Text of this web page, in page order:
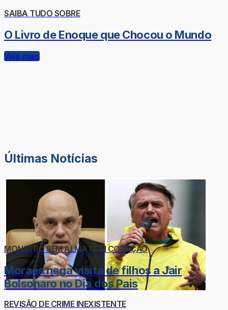
SAIBA TUDO SOBRE
O Livro de Enoque que Chocou o Mundo
Veja mais
Últimas Notícias
MONSTRO SEM ALMA NEM CORAÇÃO
Moraes nega visita de filhos a Jair
Bolsonaro no Dia dos Pais
REVISÃO DE CRIME INEXISTENTE